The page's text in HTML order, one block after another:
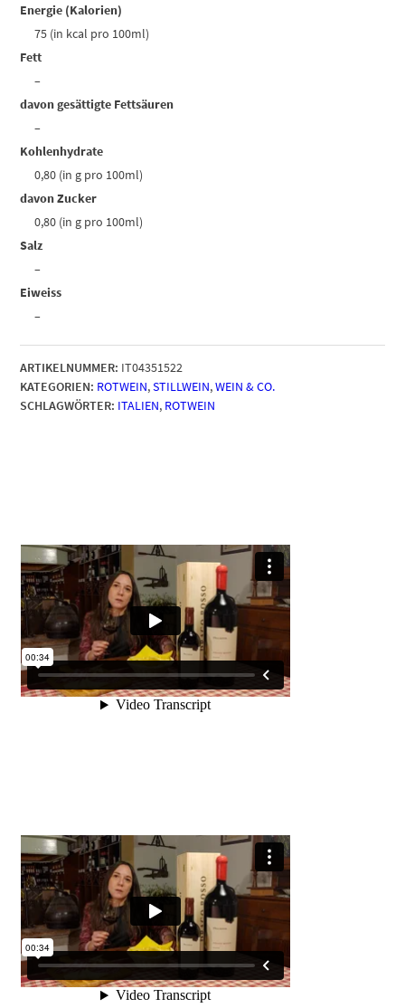
Energie (Kalorien)
75 (in kcal pro 100ml)
Fett
–
davon gesättigte Fettsäuren
–
Kohlenhydrate
0,80 (in g pro 100ml)
davon Zucker
0,80 (in g pro 100ml)
Salz
–
Eiweiss
–
ARTIKELNUMMER: IT04351522
KATEGORIEN: ROTWEIN,STILLWEIN,WEIN & CO.
SCHLAGWÖRTER: ITALIEN, ROTWEIN